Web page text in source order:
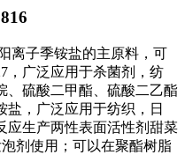
离子季铵盐的主原料，可
，广泛应用于杀菌剂，纺
、硫酸二甲酯、硫酸二乙酯
，广泛应用于纺织，日
应生产两性表面活性剂甜菜
剂使用；可以在聚酯树脂